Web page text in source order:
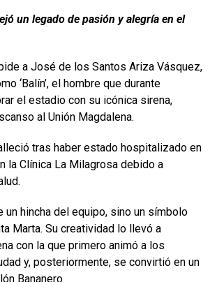
un legado de pasión y alegría en el
a José de los Santos Ariza Vásquez,
‘Balín’, el hombre que durante
el estadio con su icónica sirena,
al Unión Magdalena.
tras haber estado hospitalizado en
la Clínica La Milagrosa debido a
un hincha del equipo, sino un símbolo
Marta. Su creatividad lo llevó a
con la que primero animó a los
y, posteriormente, se convirtió en un
Bananero.